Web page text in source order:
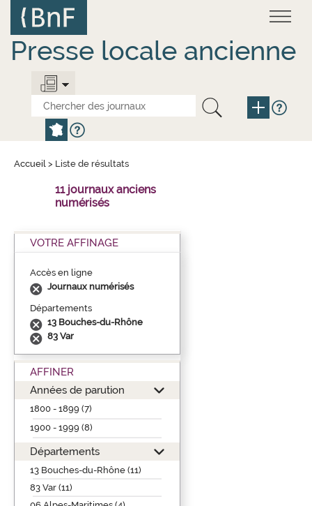
contenu
principal
Presse locale ancienne
Accueil > Liste de résultats
11 journaux anciens
numérisés
VOTRE AFFINAGE
Accès en ligne
Journaux numérisés
Départements
13 Bouches-du-Rhône
83 Var
AFFINER
Années de parution
1800 - 1899 (7)
1900 - 1999 (8)
Départements
13 Bouches-du-Rhône (11)
83 Var (11)
Panneau de gestion des cookies